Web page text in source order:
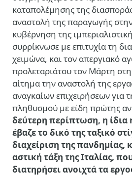
καταπολέμησης της
αναστολή της παραγωγής
κυβέρνηση της
συρρίκνωσε με επιτυχία τη
χειμώνα, και τον απεργιακό
προλεταριάτου τον Μάρτη
αίτημα την αναστολή της
αναγκαίων επιχειρήσεων για
πληθυσμού με είδη πρώτης
δεύτερη περίπτωση, η ίδια
έβαζε το δικό της ταξικό
διαχείριση της πανδημίας,
αστική τάξη της Ιταλίας,
διατηρήσει ανοιχτά τα